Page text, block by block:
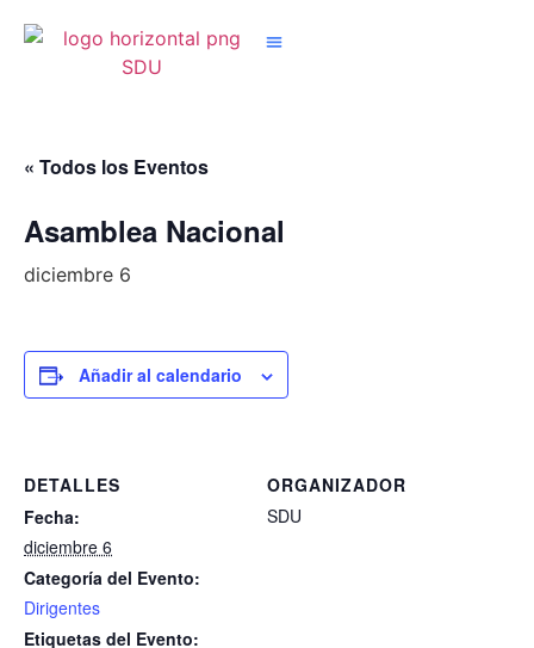
« Todos los Eventos
Asamblea Nacional
diciembre 6
Añadir al calendario
DETALLES
Fecha:
diciembre 6
Categoría del Evento:
Dirigentes
Etiquetas del Evento:
ORGANIZADOR
SDU